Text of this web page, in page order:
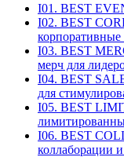
I01. BEST
I02. BEST
I03. BEST
мерч для
I04. BEST
для
I05. BEST
I06. BEST
коллаборации